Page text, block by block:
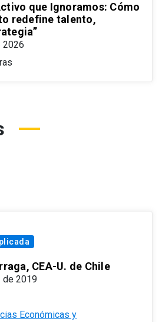
que Ignoramos: Cómo
redefine talento,
2026
CEA-U. de Chile
de 2019
Económicas y